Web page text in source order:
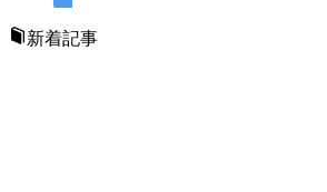
新着記事